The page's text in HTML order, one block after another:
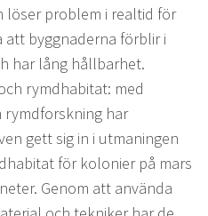
löser problem i realtid för
byggnaderna förblir i
har lång hållbarhet.
rymdhabitat: med
rymdforskning har
gett sig in i utmaningen
för kolonier på mars
Genom att använda